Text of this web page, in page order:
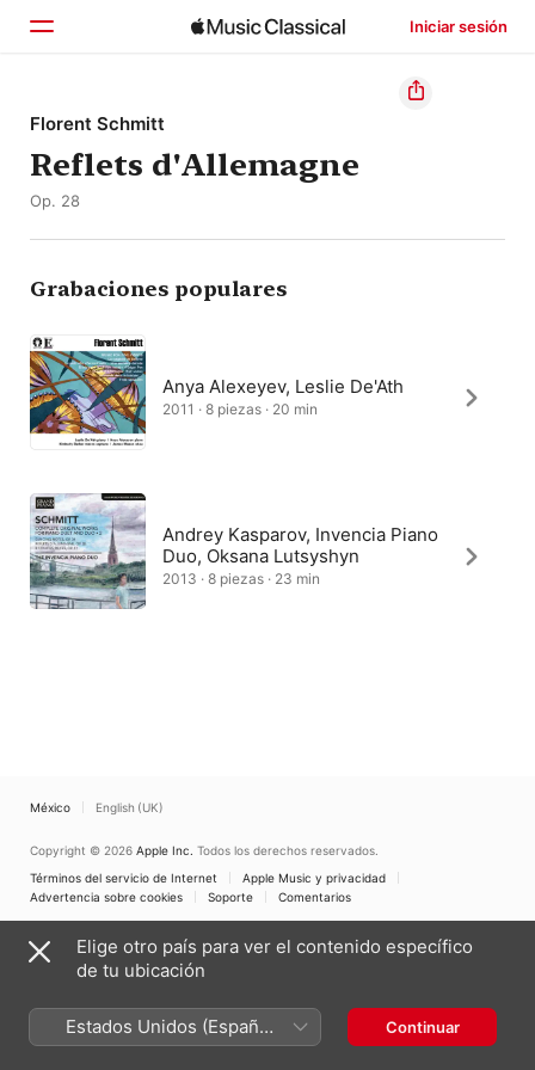
Iniciar sesión
Inicio
Explorar
Florent Schmitt
Reflets d'Allemagne
Op. 28
Grabaciones populares
Anya Alexeyev, Leslie De'Ath
2011 · 8 piezas · 20 min
Andrey Kasparov, Invencia Piano
Duo, Oksana Lutsyshyn
2013 · 8 piezas · 23 min
México English (UK)
Copyright © 2026 Apple Inc. Todos los derechos reservados.
Términos del servicio de Internet
Apple Music y privacidad
Advertencia sobre cookies
Soporte Comentarios
Elige otro país para ver el contenido específico
de tu ubicación
Estados Unidos (Español
México)
Continuar